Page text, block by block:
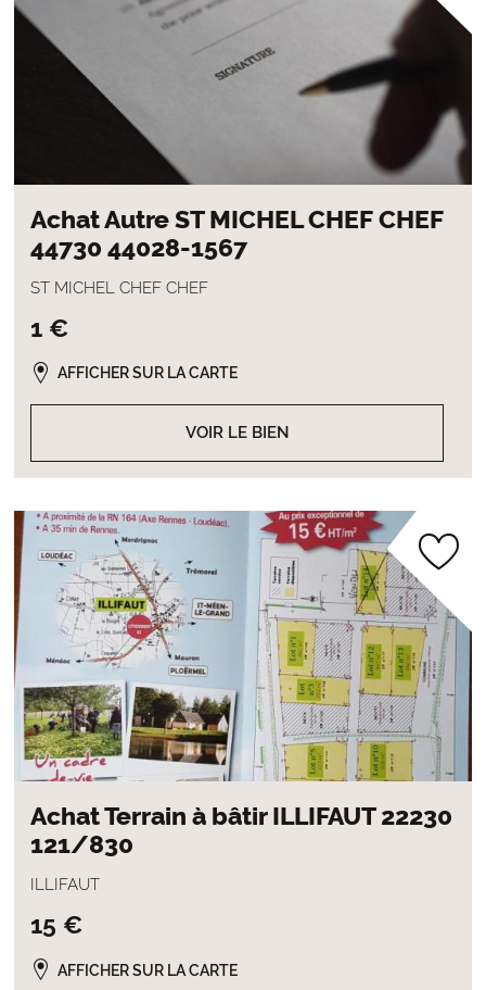
Achat Autre ST MICHEL CHEF CHEF
44730 44028-1567
ST MICHEL CHEF CHEF
1 €
VOIR LE BIEN
AFFICHER SUR LA CARTE
Achat Terrain à bâtir ILLIFAUT 22230
121/830
ILLIFAUT
15 €
AFFICHER SUR LA CARTE